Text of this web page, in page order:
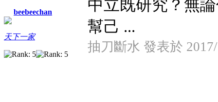
beebeechan
天下一家
中立既研究？無
幫己 ...
抽刀斷水 發表於